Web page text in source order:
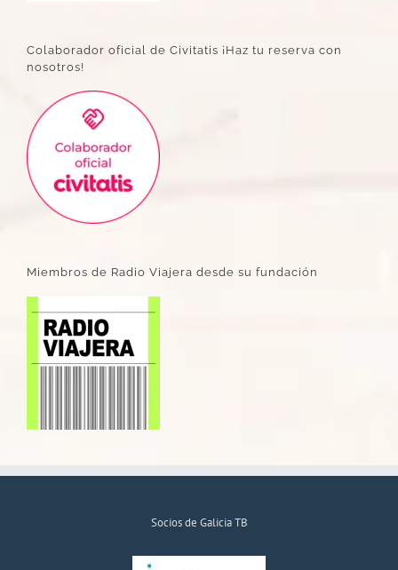
Colaborador oficial de Civitatis ¡Haz tu reserva con
nosotros!
Miembros de Radio Viajera desde su fundación
Socios de Galicia TB